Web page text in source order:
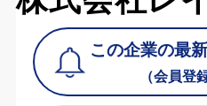
この企業の最
（会員登